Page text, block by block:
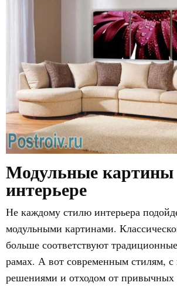
Модульные
интерьере
Не каждому стилю интерьера
модульными картинами.
больше соответствуют
рамах. А вот современным стилям,
решениями и отходом от привычных